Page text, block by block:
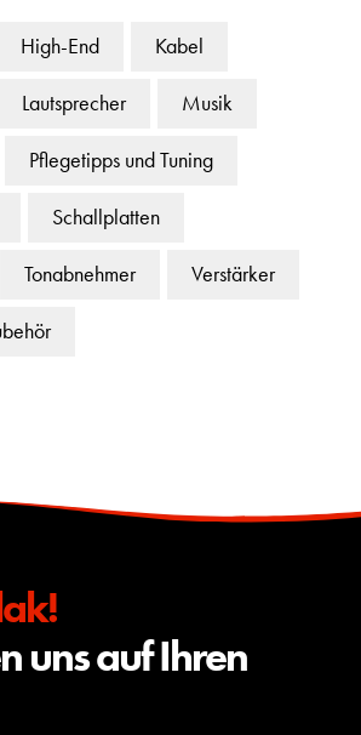
High-End Kabel
Lautsprecher Musik
Pflegetipps und Tuning
Schallplatten
Tonabnehmer Verstärker
uns auf Ihren